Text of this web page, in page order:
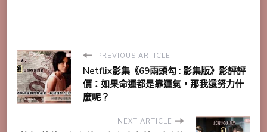
PREVIOUS ARTICLE
Netflix影集《69兩頭勾 : 影集版》影評評
價：如果命運都是靠運氣，那我還努力什
麼呢？
NEXT ARTICLE